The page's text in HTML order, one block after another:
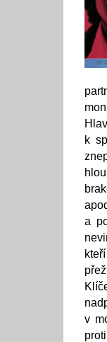
k
a
v